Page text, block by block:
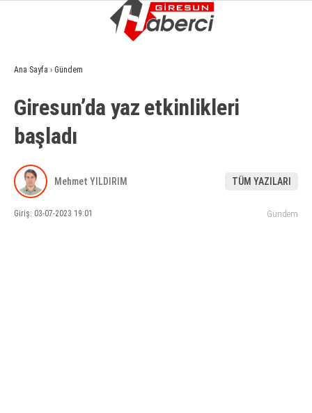
GÜNDEM
EKONOMI
SIYASET
ASAYIŞ
Ana Sayfa › Gündem
Giresun’da yaz etkinlikleri
başladı
Mehmet YILDIRIM TÜM YAZILARI
Giriş: 03-07-2023 19:01 Gündem